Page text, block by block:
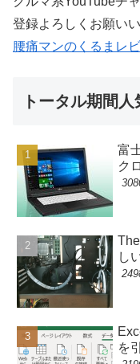
登録よろしくお願い
腰痛マンのくるまレ
トータル期間人
富
ク
し
を